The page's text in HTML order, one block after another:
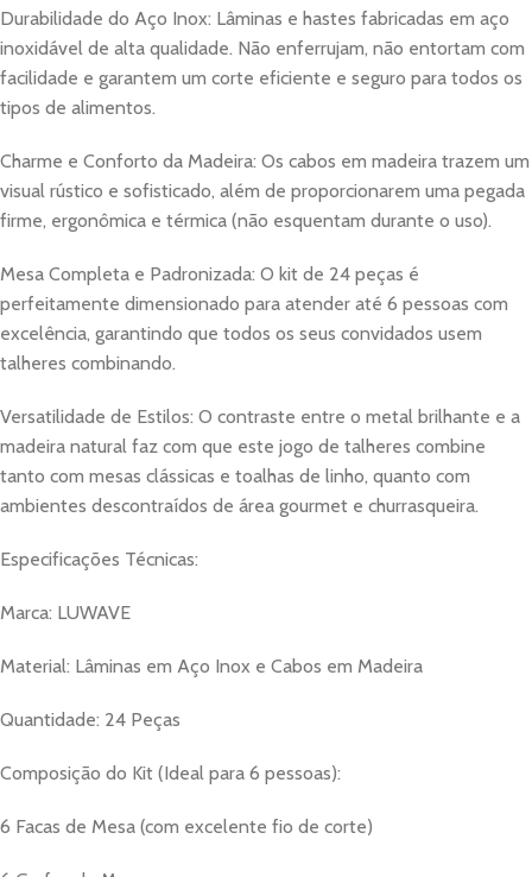
Durabilidade do Aço Inox: Lâminas e hastes fabricadas em aço
inoxidável de alta qualidade. Não enferrujam, não entortam com
facilidade e garantem um corte eficiente e seguro para todos os
tipos de alimentos.
Charme e Conforto da Madeira: Os cabos em madeira trazem um
visual rústico e sofisticado, além de proporcionarem uma pegada
firme, ergonômica e térmica (não esquentam durante o uso).
Mesa Completa e Padronizada: O kit de 24 peças é
perfeitamente dimensionado para atender até 6 pessoas com
excelência, garantindo que todos os seus convidados usem
talheres combinando.
Versatilidade de Estilos: O contraste entre o metal brilhante e a
madeira natural faz com que este jogo de talheres combine
tanto com mesas clássicas e toalhas de linho, quanto com
ambientes descontraídos de área gourmet e churrasqueira.
Especificações Técnicas:
Marca: LUWAVE
Material: Lâminas em Aço Inox e Cabos em Madeira
Quantidade: 24 Peças
Composição do Kit (Ideal para 6 pessoas):
6 Facas de Mesa (com excelente fio de corte)